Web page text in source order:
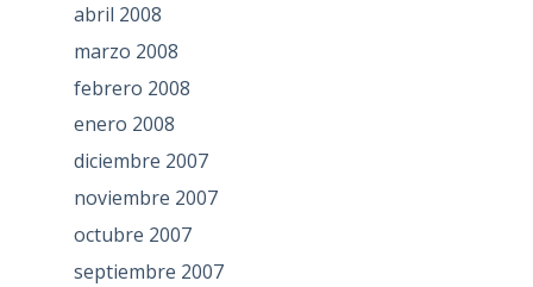
abril 2008
marzo 2008
febrero 2008
enero 2008
diciembre 2007
noviembre 2007
octubre 2007
septiembre 2007